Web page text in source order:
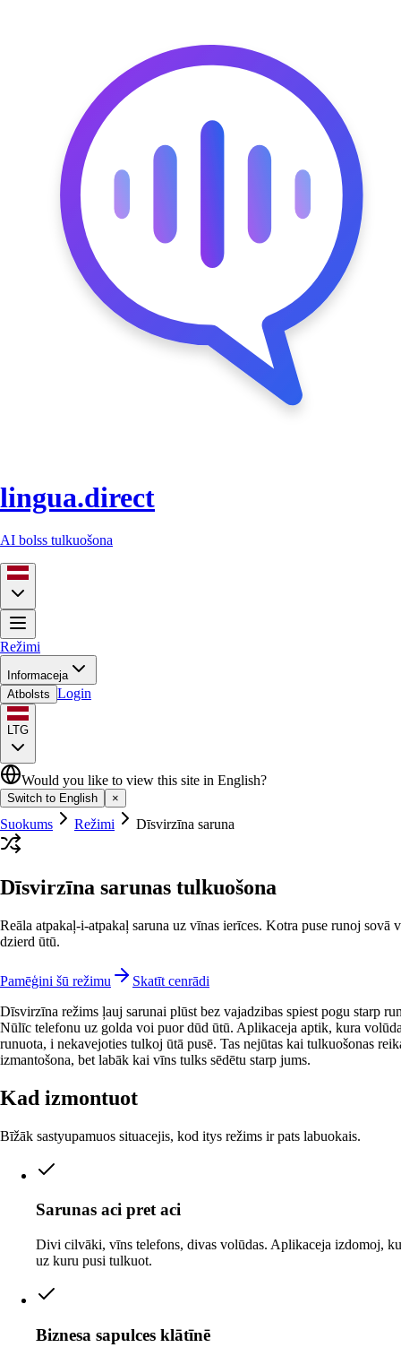
lingua.direct
AI bolss tulkuošona
Režimi
Informaceja
Atbolsts Login
LTG
Would you like to view this site in English?
Switch to English ×
Suokums Režimi Dīsvirzīna saruna
Dīsvirzīna sarunas tulkuošona
Reāla atpakaļ-i-atpakaļ saruna uz vīnas ierīces. Kotra puse runoj sovā
dzierd ūtū.
Pamēģini šū režimu
Skatīt cenrādi
Dīsvirzīna režims ļauj sarunai plūst bez vajadzibas spiest pogu starp
Nūlīc telefonu uz golda voi puor dūd ūtū. Aplikaceja aptik, kura
runuota, i nekavejoties tulkoj ūtā pusē. Tas nejūtas kai tulkuošonas
izmantošona, bet labāk kai vīns tulks sēdētu starp jums.
Kad izmontuot
Bīžāk sastyupamuos situacejis, kod itys režims ir pats labuokais.
Sarunas aci pret aci
Divi cilvāki, vīns telefons, divas volūdas. Aplikaceja izdomoj,
uz kuru pusi tulkuot.
Biznesa sapulces klātīnē